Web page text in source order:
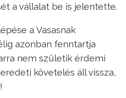
a vállalat be is jelentette.
a Vasasnak
azonban fenntartja
nem születik érdemi
követelés áll vissza,